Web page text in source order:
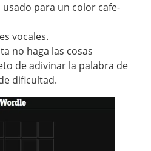
para un color cafe-
vocales.
no haga las cosas
de adivinar la palabra de
dificultad.